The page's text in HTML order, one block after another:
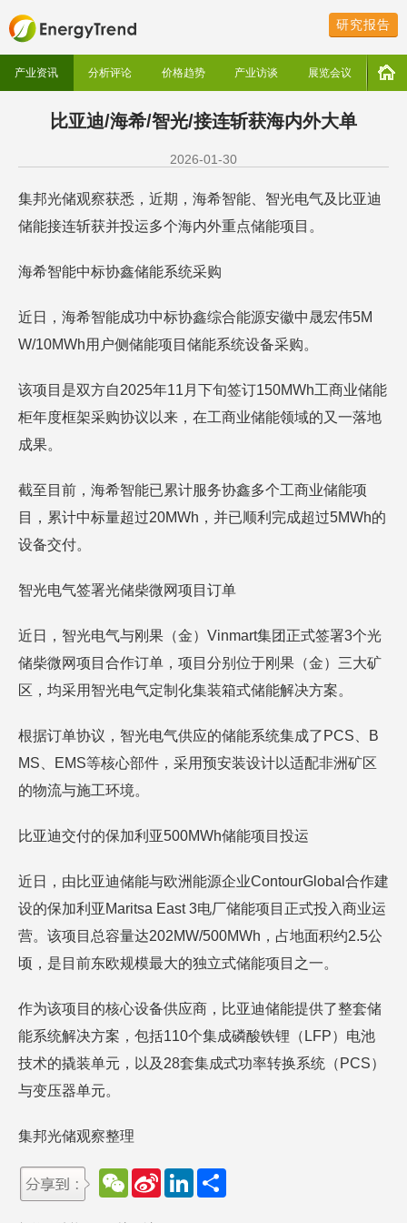
研究报告
产业资讯 分析评论 价格趋势 产业访谈 展览会议
比亚迪/海希/智光/接连斩获海内外大单
2026-01-30
集邦光储观察获悉，近期，海希智能、智光电气及比亚迪
储能接连斩获并投运多个海内外重点储能项目。
海希智能中标协鑫储能系统采购
近日，海希智能成功中标协鑫综合能源安徽中晟宏伟5M
W/10MWh用户侧储能项目储能系统设备采购。
该项目是双方自2025年11月下旬签订150MWh工商业储能
柜年度框架采购协议以来，在工商业储能领域的又一落地
成果。
截至目前，海希智能已累计服务协鑫多个工商业储能项
目，累计中标量超过20MWh，并已顺利完成超过5MWh的
设备交付。
智光电气签署光储柴微网项目订单
近日，智光电气与刚果（金）Vinmart集团正式签署3个光
储柴微网项目合作订单，项目分别位于刚果（金）三大矿
区，均采用智光电气定制化集装箱式储能解决方案。
根据订单协议，智光电气供应的储能系统集成了PCS、B
MS、EMS等核心部件，采用预安装设计以适配非洲矿区
的物流与施工环境。
比亚迪交付的保加利亚500MWh储能项目投运
近日，由比亚迪储能与欧洲能源企业ContourGlobal合作建
设的保加利亚Maritsa East 3电厂储能项目正式投入商业运
营。该项目总容量达202MW/500MWh，占地面积约2.5公
顷，是目前东欧规模最大的独立式储能项目之一。
作为该项目的核心设备供应商，比亚迪储能提供了整套储
能系统解决方案，包括110个集成磷酸铁锂（LFP）电池
技术的撬装单元，以及28套集成式功率转换系统（PCS）
与变压器单元。
集邦光储观察整理
W
e
S
L